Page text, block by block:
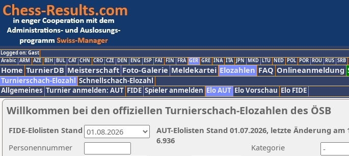
Logged on: Gast
Arabic ARM AZE BIH BUL CAT CHN CRO CZE DEN ENG ESP FAI FIN FRA GER GRE INA ITA JPN MKD LTU NED POL POR ROU RUS SRB
Home TurnierDB Meisterschaft Foto-Galerie Meldekartei Elozahlen FAQ Onlineanmeldung
Turnierschach-Elozahl Schnellschach-Elozahl
Allgemeines Turnier anmelden: AUT FIDE Spieler anmelden Elo AUT Elo Vorschau Elo FIDE
Willkommen bei den offiziellen Turnierschach-Elozahlen des ÖSB
Kategorie
Personennummer
AUT-Elolisten Stand 01.07.2026, letzte Änderung
6.936
FIDE-Elolisten Stand